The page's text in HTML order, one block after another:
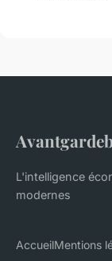
L'intelligence
modernes
AccueilMentions